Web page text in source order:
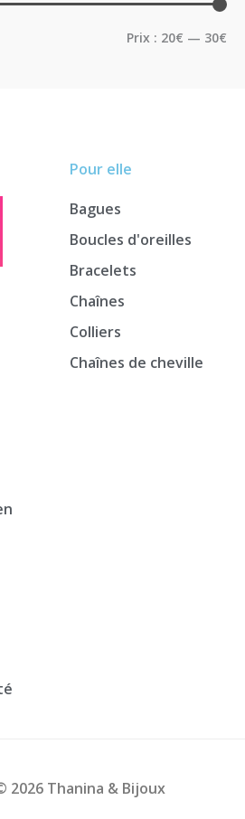
Prix : 20€ — 30€
Pour elle
Bagues
Boucles d'oreilles
Bracelets
Chaînes
Colliers
Chaînes de cheville
2026 Thanina & Bijoux